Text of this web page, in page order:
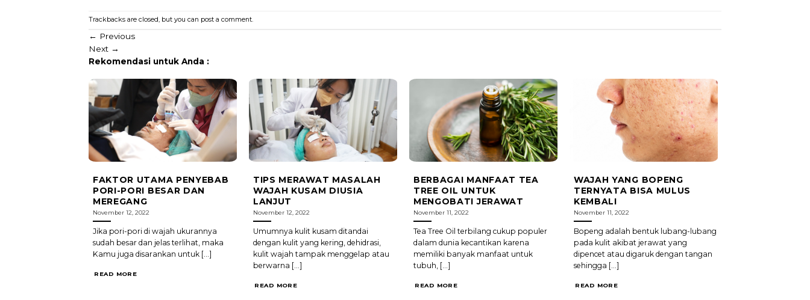
Trackbacks are closed, but you can post a comment.
← Previous
Next →
Rekomendasi untuk Anda :
FAKTOR UTAMA PENYEBAB
PORI-PORI BESAR DAN
MEREGANG
November 12, 2022
Jika pori-pori di wajah ukurannya
sudah besar dan jelas terlihat, maka
Kamu juga disarankan untuk [...]
READ MORE
TIPS MERAWAT MASALAH
WAJAH KUSAM DIUSIA
LANJUT
November 12, 2022
Umumnya kulit kusam ditandai
dengan kulit yang kering, dehidrasi,
kulit wajah tampak menggelap atau
berwarna [...]
READ MORE
BERBAGAI MANFAAT TEA
TREE OIL UNTUK
MENGOBATI JERAWAT
November 11, 2022
Tea Tree Oil terbilang cukup populer
dalam dunia kecantikan karena
memiliki banyak manfaat untuk
tubuh, [...]
READ MORE
WAJAH YANG BOPENG
TERNYATA BISA MULUS
KEMBALI
November 11, 2022
Bopeng adalah bentuk lubang-lubang
pada kulit akibat jerawat yang
dipencet atau digaruk dengan tangan
sehingga [...]
READ MORE